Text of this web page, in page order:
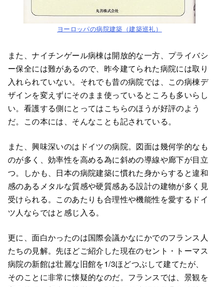
ヨーロッパの病院建築（建築巡礼）
また、ナイチンゲール病棟は開放的な一方、プライバシ
ー保全には難があるので、昨今建てられた病院には取り
入れられていない。それでも昔の病院では、この病棟デ
ザインを変えずにそのまま使っているところも多いらし
い。看護する側にとってはこちらのほうが好評のよう
だ。この本には、そんなことも記されている。
また、興味深いのはドイツの病院。図面は幾何学的なも
のが多く、効率性を高める為に斜めの導線や廊下が目立
つ。しかも、日本の病院建築に慣れた身からすると違和
感のあるメタルな質感や硬質感ある設計の建物が多く見
受けられる。このあたりも合理性や機能性を愛するドイ
ツ人ならではと感じ入る。
更に、面白かったのは国際会議かなにかでのフランス人
たちの見解。先ほどご紹介した現在のセント・トーマス
病院の新館は壮麗な旧館を1/3ほどつぶして建てたが、
そのことに非常に懐疑的なのだ。フランスでは、景観を